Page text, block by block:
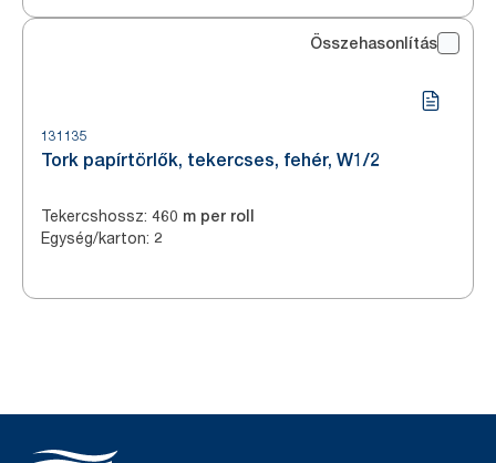
Összehasonlítás
131135
Tork papírtörlők, tekercses, fehér, W1/2
Tekercshossz: 460 m per roll
Egység/karton: 2